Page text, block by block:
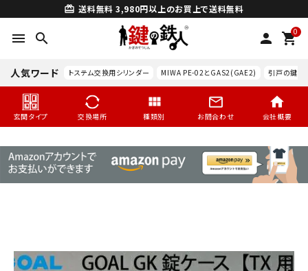
card_giftcard 送料無料 3,980円以上のお買上で送料無料
menu search person 0
shopping_cart
人気ワード トステム交換用シリンダー MIWA PE-02とGAS2(GAE2) 引戸の鍵交
玄関タイプ 交換場所 種類別 お問合わせ 会社概要
search